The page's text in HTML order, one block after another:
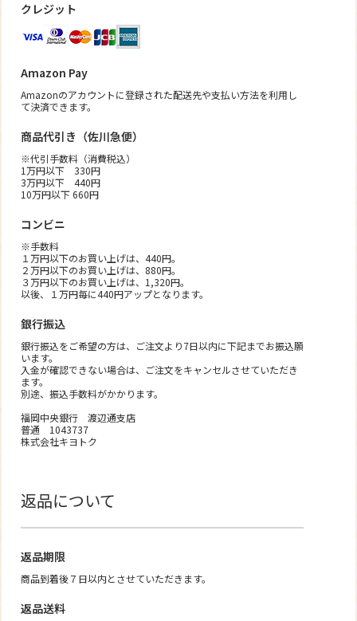
クレジット
Amazon Pay
Amazonのアカウントに登録された配送先や支払い方法を利用し
て決済できます。
商品代引き（佐川急便）
※代引手数料（消費税込）
1万円以下 330円
3万円以下 440円
10万円以下 660円
コンビニ
※手数料
１万円以下のお買い上げは、440円。
２万円以下のお買い上げは、880円。
３万円以下のお買い上げは、1,320円。
以後、１万円毎に440円アップとなります。
銀行振込
銀行振込をご希望の方は、ご注文より7日以内に下記までお振込願
います。
入金が確認できない場合は、ご注文をキャンセルさせていただき
ます。
別途、振込手数料がかかります。
福岡中央銀行 渡辺通支店
普通 1043737
株式会社キヨトク
返品について
返品期限
商品到着後７日以内とさせていただきます。
返品送料